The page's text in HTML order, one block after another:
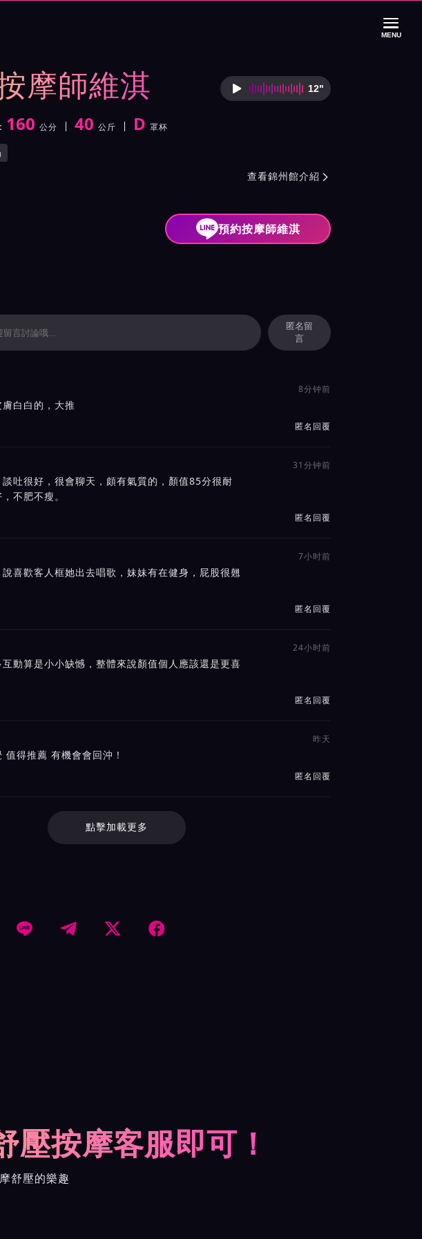
MENU
摩師維淇 按摩師維淇語音介
12"
身高
160 公分
體重 40 公斤
罩杯 D 罩杯
風格與特色
按摩會館介紹與班表 查看錦州館介紹 
預約按摩師維淇
匿名留
言
8分钟前
白白的，大推
匿名回覆
31分钟前
吐很好，很會聊天，頗有氣質的，顏值85分很耐
不肥不瘦。
匿名回覆
7小时前
喜歡客人框她出去唱歌，妹妹有在健身，屁股很翹
匿名回覆
24小时前
動算是小小缺憾，整體來說顏值個人應該還是更喜
匿名回覆
昨天
值得推薦 有機會會回沖！
匿名回覆
點擊加載更多
   
按摩客服即可！
舒壓的樂趣